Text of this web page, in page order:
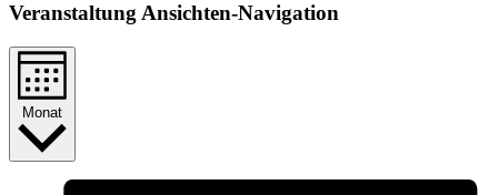
Veranstaltung Ansichten-Navigation
Monat